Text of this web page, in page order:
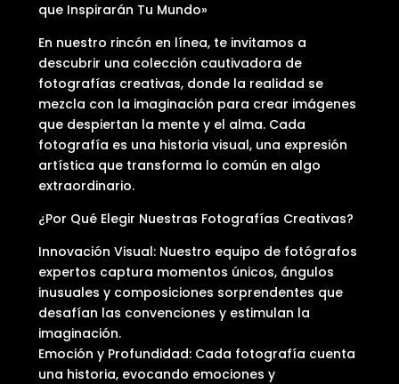
que Inspirarán Tu Mundo»
En nuestro rincón en línea, te invitamos a
descubrir una colección cautivadora de
fotografías creativas, donde la realidad se
mezcla con la imaginación para crear imágenes
que despiertan la mente y el alma. Cada
fotografía es una historia visual, una expresión
artística que transforma lo común en algo
extraordinario.
¿Por Qué Elegir Nuestras Fotografías Creativas?
Innovación Visual: Nuestro equipo de fotógrafos
expertos captura momentos únicos, ángulos
inusuales y composiciones sorprendentes que
desafían las convenciones y estimulan la
imaginación.
Emoción y Profundidad: Cada fotografía cuenta
una historia, evocando emociones y